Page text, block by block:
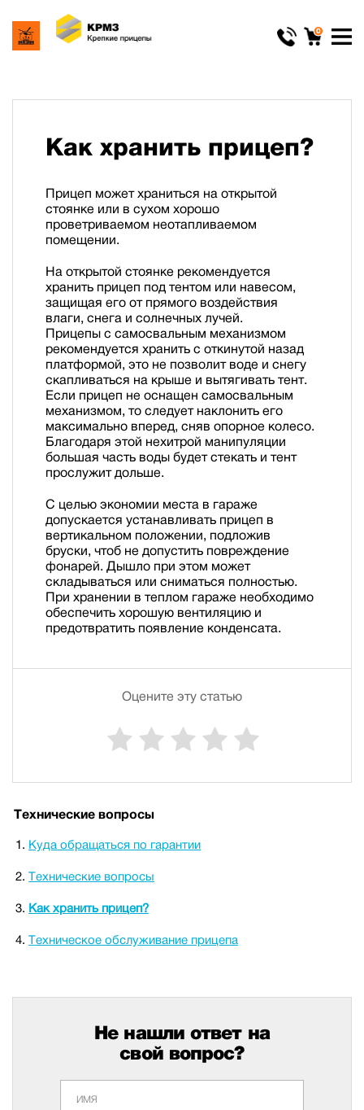
0
Как хранить прицеп?
Прицеп может храниться на открытой
стоянке или в сухом хорошо
проветриваемом неотапливаемом
помещении.
На открытой стоянке рекомендуется
хранить прицеп под тентом или навесом,
защищая его от прямого воздействия
влаги, снега и солнечных лучей.
Прицепы с самосвальным механизмом
рекомендуется хранить с откинутой назад
платформой, это не позволит воде и снегу
скапливаться на крыше и вытягивать тент.
Если прицеп не оснащен самосвальным
механизмом, то следует наклонить его
максимально вперед, сняв опорное колесо.
Благодаря этой нехитрой манипуляции
большая часть воды будет стекать и тент
прослужит дольше.
С целью экономии места в гараже
допускается устанавливать прицеп в
вертикальном положении, подложив
бруски, чтоб не допустить повреждение
фонарей. Дышло при этом может
складываться или сниматься полностью.
При хранении в теплом гараже необходимо
обеспечить хорошую вентиляцию и
предотвратить появление конденсата.
Оцените эту статью
Технические вопросы
Куда обращаться по гарантии
Технические вопросы
Как хранить прицеп?
Техническое обслуживание прицепа
Не нашли ответ на
свой вопрос?